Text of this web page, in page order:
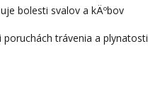
bolesti svalov a kÄºbov
trávenia a plynatosti